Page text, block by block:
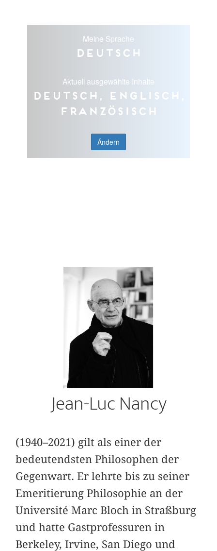
Meine Sprache
Deutsch
Aktuell ausgewählte Inhalte
Deutsch, Englisch,
Französisch
Ändern
Jean-Luc Nancy
(1940–2021) gilt als einer der
bedeutendsten Philosophen der
Gegenwart. Er lehrte bis zu seiner
Emeritierung Philosophie an der
Université Marc Bloch in Straßburg
und hatte Gastprofessuren in
Berkeley, Irvine, San Diego und